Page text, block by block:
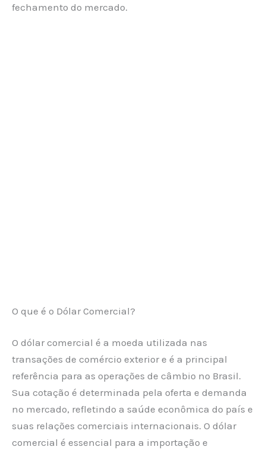
fechamento do mercado.
O que é o Dólar Comercial?
O dólar comercial é a moeda utilizada nas
transações de comércio exterior e é a principal
referência para as operações de câmbio no Brasil.
Sua cotação é determinada pela oferta e demanda
no mercado, refletindo a saúde econômica do país e
suas relações comerciais internacionais. O dólar
comercial é essencial para a importação e